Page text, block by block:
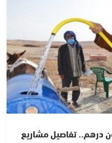
يقدر ب251 مليون درهم.. تفاصيل مشاريع